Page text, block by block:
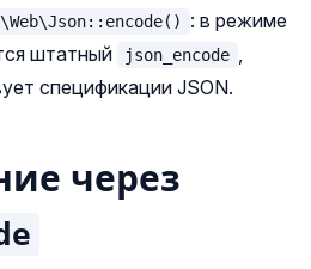
: в режиме
штатный
json_encode ,
спецификации JSON.
через